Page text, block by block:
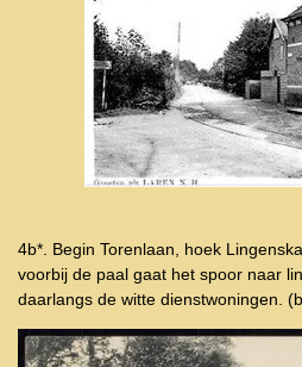
4b*. Begin Torenlaan, hoek
voorbij de paal gaat het spoor naar
daarlangs de witte dienstwoningen.